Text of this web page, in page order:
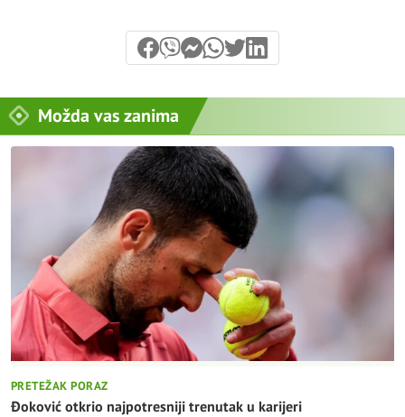
Možda vas zanima
PRETEŽAK PORAZ
Đoković otkrio najpotresniji trenutak u karijeri